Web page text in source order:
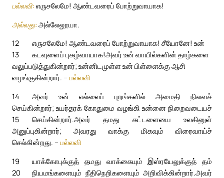
பல்லவி: எருசலேமே! ஆண்டவரைப் போற்றுவாயாக!
அல்லது: அல்லேலூயா.
12
எருசலேமே! ஆண்டவரைப் போற்றுவாயாக! சீயோனே! உன்
கடவுளைப் புகழ்வாயாக!
13
அவர் உன் வாயில்களின் தாழ்களை
வலுப்படுத்துகின்றார்; உன்னிடமுள்ள உன் பிள்ளைக்கு ஆசி
வழங்குகின்றார். – பல்லவி
14
அவர் உன் எல்லைப் புறங்களில் அமைதி நிலவச்
செய்கின்றார்; உயர்தரக் கோதுமை வழங்கி உன்னை நிறைவடையச்
செய்கின்றார்.
15
அவர் தமது கட்டளையை உலகினுள்
அனுப்புகின்றார்; அவரது வாக்கு மிகவும் விரைவாய்ச்
செல்கின்றது. – பல்லவி
19
யாக்கோபுக்குத் தமது வாக்கையும் இஸ்ரயேலுக்குத் தம்
நியமங்களையும் நீதிநெறிகளையும் அறிவிக்கின்றார்.
20
அவர்